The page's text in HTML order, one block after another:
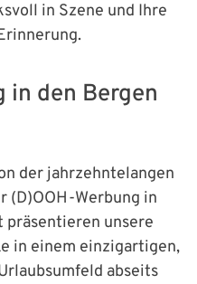
in Szene und Ihre
in den Bergen
der jahrzehntelangen
(D)OOH-Werbung in
präsentieren unsere
in einem einzigartigen,
abseits